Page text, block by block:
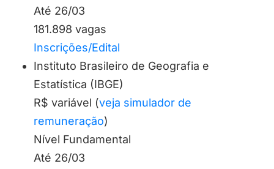
Até 26/03
181.898 vagas
Inscrições/Edital
Instituto Brasileiro de Geografia e
Estatística (IBGE)
R$ variável (veja simulador de
remuneração)
Nível Fundamental
Até 26/03